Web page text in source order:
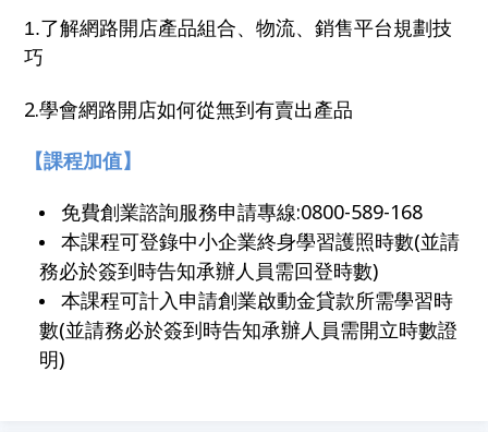
1.了解網路開店產品組合、物流、銷售平台規劃技
巧
2.學會網路開店如何從無到有賣出產品
【課程加值】
免費創業諮詢服務申請專線:0800-589-168
本課程可登錄中小企業終身學習護照時數(並請
務必於簽到時告知承辦人員需回登時數)
本課程可計入申請創業啟動金貸款所需學習時
數(並請務必於簽到時告知承辦人員需開立時數證
明)